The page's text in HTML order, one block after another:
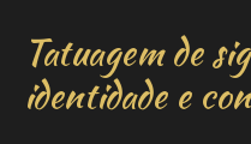
Tatuagem de
identidade e